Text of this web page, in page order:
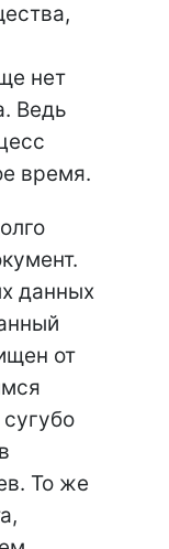
нет
Ведь
время.
данных
от
То же